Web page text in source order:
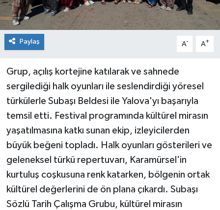
Paylaş A- A+
Grup, açılış kortejine katılarak ve sahnede
sergilediği halk oyunları ile seslendirdiği yöresel
türkülerle Subaşı Beldesi ile Yalova'yı başarıyla
temsil etti. Festival programında kültürel mirasın
yaşatılmasına katkı sunan ekip, izleyicilerden
büyük beğeni topladı. Halk oyunları gösterileri ve
geleneksel türkü repertuvarı, Karamürsel'in
kurtuluş coşkusuna renk katarken, bölgenin ortak
kültürel değerlerini de ön plana çıkardı. Subaşı
Sözlü Tarih Çalışma Grubu, kültürel mirasın